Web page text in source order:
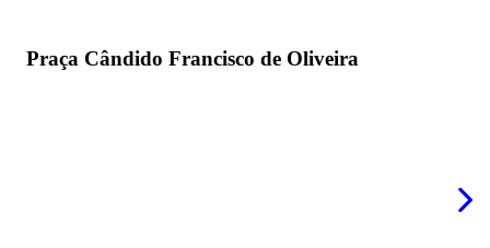
Praça Cândido Francisco de Oliveira